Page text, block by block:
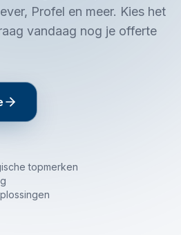
Profel en meer. Kies het
vandaag nog je offerte
topmerken